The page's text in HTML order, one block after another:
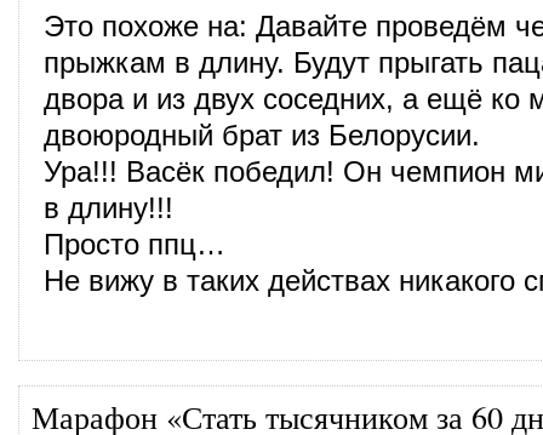
Это похоже на: Давайте проведём
прыжкам в длину. Будут прыгать
двора и из двух соседних, а ещё ко
двоюродный брат из Белорусии.
Ура!!! Васёк победил! Он чемпион
в длину!!!
Просто ппц…
Не вижу в таких действах никакого
Марафон «Стать тысячником за 60